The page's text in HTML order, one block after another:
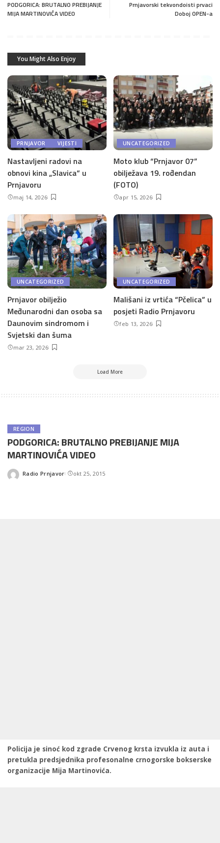
PODGORICA: BRUTALNO PREBIJANJE
MIJA MARTINOVIĆA VIDEO
Prnjavorski tekvondoisti prvaci
Doboj OPEN-a
You Might Also Enjoy
PRNJAVOR VIJESTI
Nastavljeni radovi na
obnovi kina „Slavica“ u
Prnjavoru
maj 14, 2026
UNCATEGORIZED
Moto klub “Prnjavor 07”
obilježava 19. rođendan
(FOTO)
apr 15, 2026
UNCATEGORIZED
Prnjavor obilježio
Međunarodni dan osoba sa
Daunovim sindromom i
Svjetski dan šuma
mar 23, 2026
UNCATEGORIZED
Mališani iz vrtića “Pčelica” u
posjeti Radio Prnjavoru
feb 13, 2026
Load More
REGION
PODGORICA: BRUTALNO PREBIJANJE MIJA
MARTINOVIĆA VIDEO
Posted
Radio Prnjavor okt 25, 2015
Policija je sinoć kod zgrade Crvenog krsta izvukla iz auta i
pretukla predsjednika profesonalne crnogorske bokserske
organizacije Mija Martinovića.